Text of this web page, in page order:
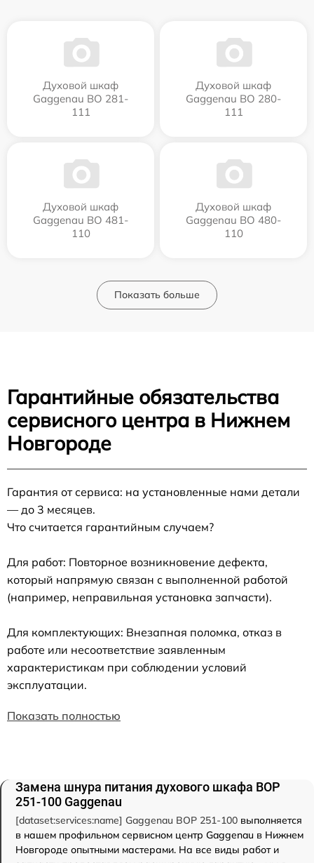
Духовой шкаф
Gaggenau BO 281-
111
Духовой шкаф
Gaggenau BO 280-
111
Духовой шкаф
Gaggenau BO 481-
110
Духовой шкаф
Gaggenau BO 480-
110
Показать больше
Гарантийные обязательства
сервисного центра в Нижнем
Новгороде
Гарантия от сервиса: на установленные нами детали
— до 3 месяцев.
Что считается гарантийным случаем?
Для работ: Повторное возникновение дефекта,
который напрямую связан с выполненной работой
(например, неправильная установка запчасти).
Для комплектующих: Внезапная поломка, отказ в
работе или несоответствие заявленным
характеристикам при соблюдении условий
эксплуатации.
Показать полностью
Замена шнура питания духового шкафа BOP
251-100 Gaggenau
[dataset:services:name] Gaggenau BOP 251-100 выполняется
в нашем профильном сервисном центр Gaggenau в Нижнем
Новгороде опытными мастерами. На все виды работ и